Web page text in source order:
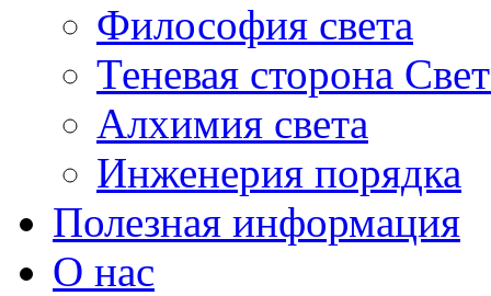
Философия света
Теневая сторона
Алхимия света
Инженерия порядка
Полезная информация
О нас